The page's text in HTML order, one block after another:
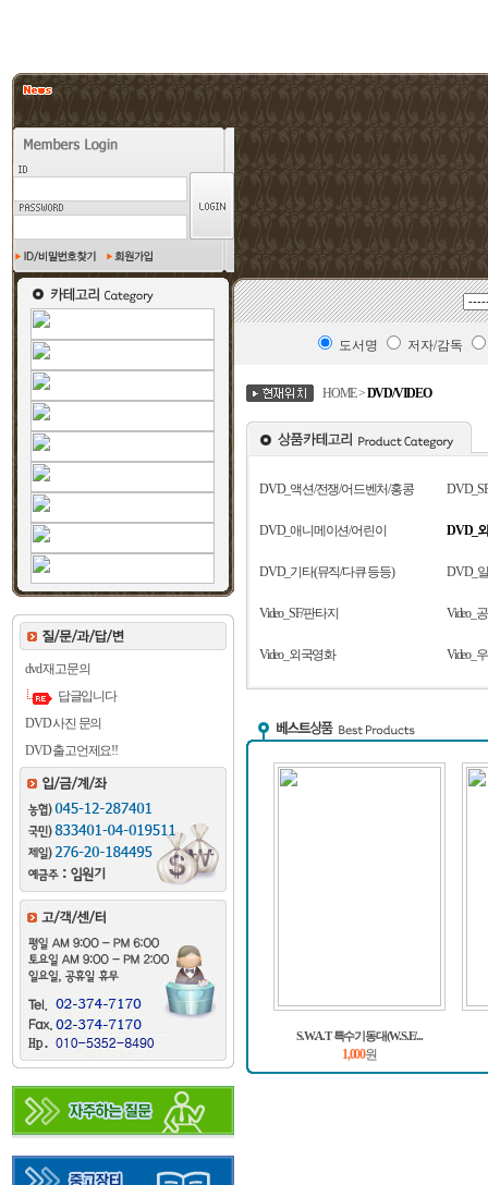
dvd 재고문의
답글입니다
DVD 사진 문의
DVD 출고언제요!!
도서명 저자/감독
HOME >DVD/VIDEO
DVD_액션/전쟁/어드벤처/홍콩
DVD_애니메이션/어린이 DVD_
DVD_기타(뮤직/다큐 등등) DVD_
Video_SF/판타지 Video_
Video_외국영화 Video_
S.W.A.T 특수기동대(W.S.E/...
1,000원